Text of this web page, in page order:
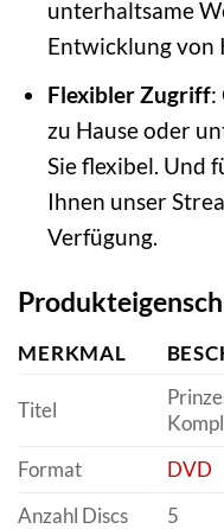
unterhaltsame
Entwicklung von
Flexibler Zugriff:
zu Hause oder
Sie flexibel. Und
Ihnen unser
Verfügung.
MERKMAL
Titel
Format
DVD
Anzahl Discs
5